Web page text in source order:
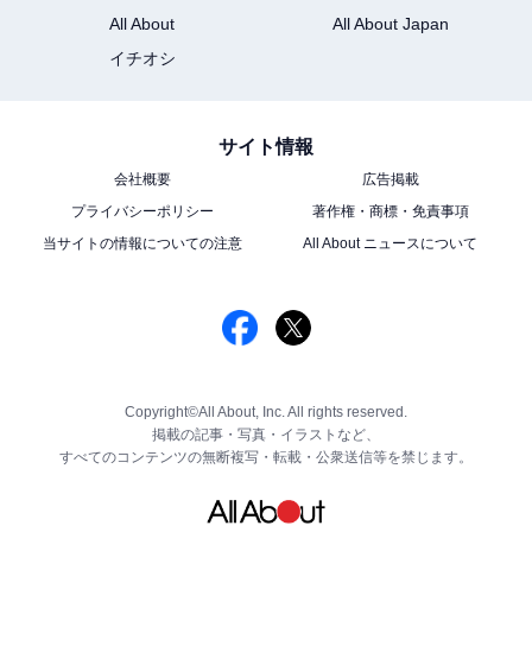
All About
All About Japan
イチオシ
サイト情報
会社概要
広告掲載
プライバシーポリシー
著作権・商標・免責事項
当サイトの情報についての注意
All About ニュースについて
Copyright©All About, Inc. All rights reserved.
掲載の記事・写真・イラストなど、
すべてのコンテンツの無断複写・転載・公衆送信等を禁じます。